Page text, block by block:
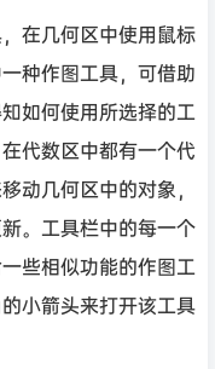
在几何区中使用鼠标
种作图工具，可借助
如何使用所选择的工
代数区中都有一个代
动几何区中的对象，
。工具栏中的每一个
些相似功能的作图工
小箭头来打开该工具